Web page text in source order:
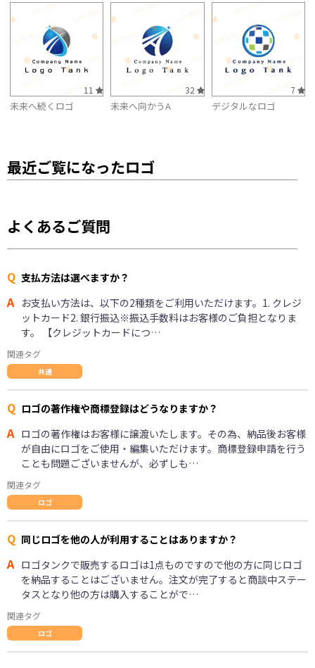
11
未来へ続くロゴ
32
未来へ向かうA
7
デジタルなロゴ
最近ご覧になったロゴ
よくあるご質問
Q 支払方法は選べますか？
A お支払い方法は、以下の2種類をご利用いただけます。1. クレジ
ットカード2. 銀行振込※振込手数料はお客様のご負担となりま
す。 【クレジットカードにつ…
関連タグ
共通
Q ロゴの著作権や商標登録はどうなりますか？
A ロゴの著作権はお客様に譲渡いたします。その為、納品後お客様
が自由にロゴをご使用・編集いただけます。商標登録申請を行う
ことも問題ございませんが、必ずしも…
関連タグ
ロゴ
Q 同じロゴを他の人が利用することはありますか？
A ロゴタンクで販売するロゴは1点ものですので他の方に同じロゴ
を納品することはございません。注文が完了すると商談中ステー
タスとなり他の方は購入することがで…
関連タグ
ロゴ